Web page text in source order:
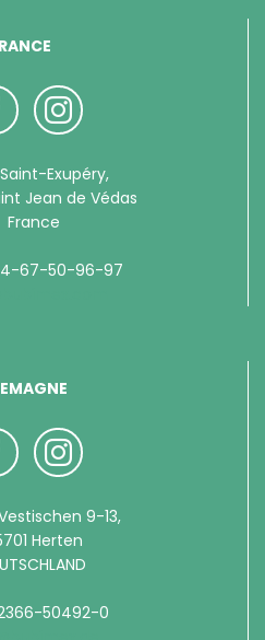
Exupéry,
Jean de Védas
67-50-96-97
9-13,
Herten
50492-0